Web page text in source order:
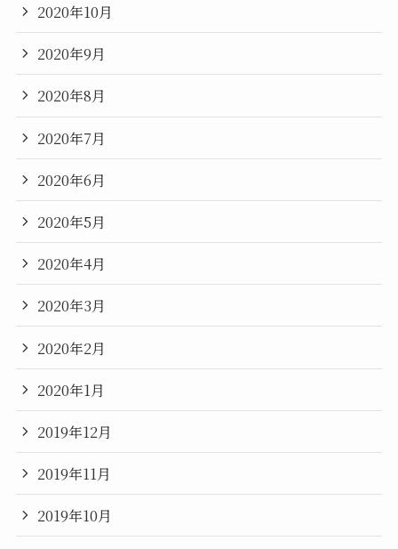
2020年10月
2020年9月
2020年8月
2020年7月
2020年6月
2020年5月
2020年4月
2020年3月
2020年2月
2020年1月
2019年12月
2019年11月
2019年10月